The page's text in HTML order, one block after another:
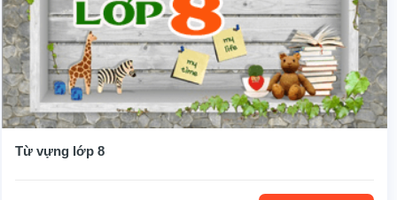
Từ vựng lớp 8